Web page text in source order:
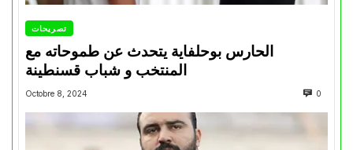
تصريحات
الحارس بوحلفاية يتحدث عن طموحاته مع
المنتخب و شباب قسنطينة
Octobre 8, 2024 0